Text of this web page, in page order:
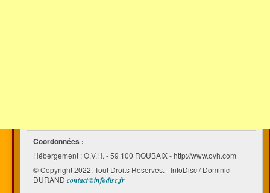
Coordonnées :
Hébergement : O.V.H. - 59 100 ROUBAIX - http://www.ovh.com
© Copyright 2022. Tout Droits Réservés. - InfoDisc / Dominic
DURAND contact@infodisc.fr